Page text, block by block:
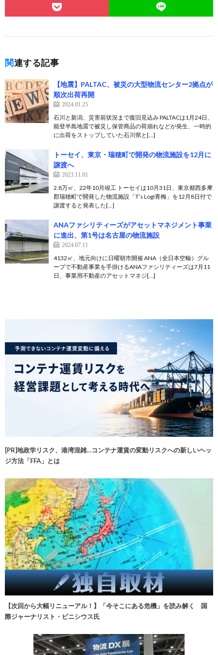
関連する記事
【地震】PALTAC、被災の大型物流センター2拠点が
順次出荷再開
2024.01.25
石川と新潟、災害前状況まで復旧見込み PALTACは1月24日、
能登半島地震で被災し保管商品の荷崩れなどが発生、一時的
に出荷をストップしていた石川県と[…]
トーセイ、東京・瑞穂町で開発の物流施設を12月に
譲渡へ
2023.11.01
2.8万㎡、22年10月竣工 トーセイは10月31日、東京都西多摩
郡瑞穂町で開発した物流施設「T’s Logi青梅」を12月8日付で
譲渡すると発表した[…]
ANAファシリティーズがアセットマネジメント事業
に進出、第1号は名古屋の物流施設
2024.07.11
4132㎡、地元向けに日曜朝市開催 ANA（全日本空輸）グル
ープで不動産事業を手掛けるANAファシリティーズは7月11
日、事業用不動産のアセットマネジ[…]
[PR]地政学リスク、港湾混雑…コンテナ運賃の変動リスクへの新しいヘッ
ジ方法「FFA」とは
【次回から大幅リニューアル！】「今そこにある危機」を読み解く 国
際ジャーナリスト・ビニシウス氏